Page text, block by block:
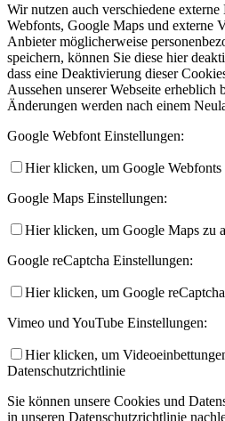
Wir nutzen auch verschiedene
Webfonts, Google Maps und externe
Anbieter möglicherweise
speichern, können Sie diese hier
dass eine Deaktivierung dieser
Aussehen unserer Webseite erheblich
Änderungen werden nach einem
Google Webfont Einstellungen:
Hier klicken, um Google
Google Maps Einstellungen:
Hier klicken, um Google Maps zu
Google reCaptcha Einstellungen:
Hier klicken, um Google
Vimeo und YouTube Einstellungen:
Hier klicken, um
Datenschutzrichtlinie
Sie können unsere Cookies und
in unseren Datenschutzrichtlinie